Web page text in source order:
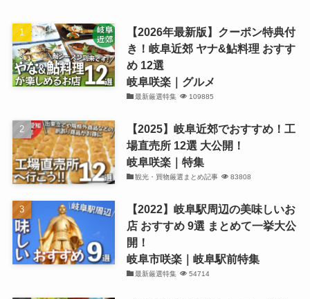
【2026年最新版】クーポン特典付
き！岐阜近郊 ヤナ&鮎料理 おすす
め 12選
岐阜咲楽｜グルメ
最新厳選特集 109885
【2025】岐阜近郊でおすすめ！工
場直売所 12選 大公開！
岐阜咲楽｜特集
観光・買物厳選まとめ記事 83808
【2022】岐阜駅周辺の美味しいお
店 おすすめ 9選 まとめて一挙大公
開！
岐阜市咲楽｜岐阜駅前特集
最新厳選特集 54714